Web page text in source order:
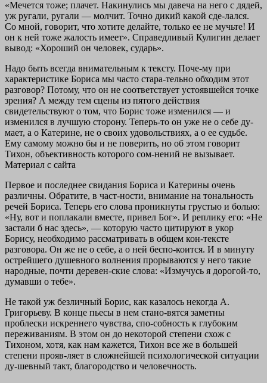
«Мечется тоже; плачет. Накинулись мы давеча на него с дядей,
уж ругали, ругали — молчит. Точно дикий какой сде-лался.
Со мной, говорит, что хотите делайте, только ее не мучьте! И
он к ней тоже жалость имеет». Справедливый Кулигин делает
вывод: «Хороший он человек, сударь».
Надо быть всегда внимательным к тексту. Поче-му при
характеристике Бориса мы часто стара-тельно обходим этот
разговор? Потому, что он не соответствует устоявшейся точке
зрения? А между тем сцены из пятого действия
свидетельствуют о том, что Борис тоже изменился — и
изменился в лучшую сторону. Теперь-то он уже не о себе ду-
мает, а о Катерине, не о своих удовольствиях, а о ее судьбе.
Ему самому можно бы и не поверить, но об этом говорит
Тихон, объективность которого сом-нений не вызывает.
Материал с сайта
Первое и последнее свидания Бориса и Катерины очень
различны. Обратите, в част-ности, внимание на тональность
речей Бориса. Теперь его слова проникнуты грустью и болью:
«Ну, вот и поплакали вместе, привел Бог». И реплику его: «Не
застали б нас здесь», — которую часто цитируют в укор
Борису, необходимо рассматривать в общем кон-тексте
разговора. Он же не о себе, а о ней беспо-коится. И в минуту
острейшего душевного волнения прорываются у него такие
народные, почти деревен-ские слова: «Измучусь я дорогой-то,
думавши о тебе».
Не такой уж безличный Борис, как казалось некогда А.
Григорьеву. В конце пьесы в нем стано-вятся заметны
проблески искреннего чувства, спо-собность к глубоким
переживаниям. В этом он до некоторой степени схож с
Тихоном, хотя, как нам кажется, Тихон все же в большей
степени прояв-ляет в сложнейшей психологической ситуации
ду-шевный такт, благородство и человечность.